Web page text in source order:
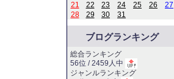
21
22 23 24 25 26
27
28
29 30 31
ブログランキング
総合ランキング
56位 / 2459人中
ジャンルランキング